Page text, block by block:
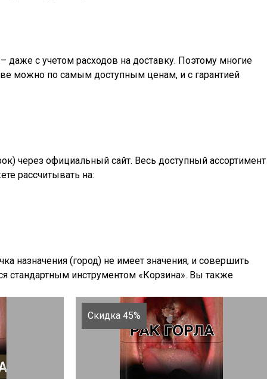
даже с учетом расходов на доставку. Поэтому многие
можно по самым доступным ценам, и с гарантией
через официальный сайт. Весь доступный ассортимент
рассчитывать на:
(город) не имеет значения, и совершить
стандартным инструментом «Корзина». Вы также
Скидка 45%